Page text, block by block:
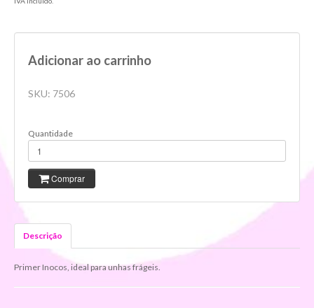
Adicionar ao carrinho
SKU: 7506
Quantidade
Comprar
Descrição
Primer Inocos, ideal para unhas frágeis.